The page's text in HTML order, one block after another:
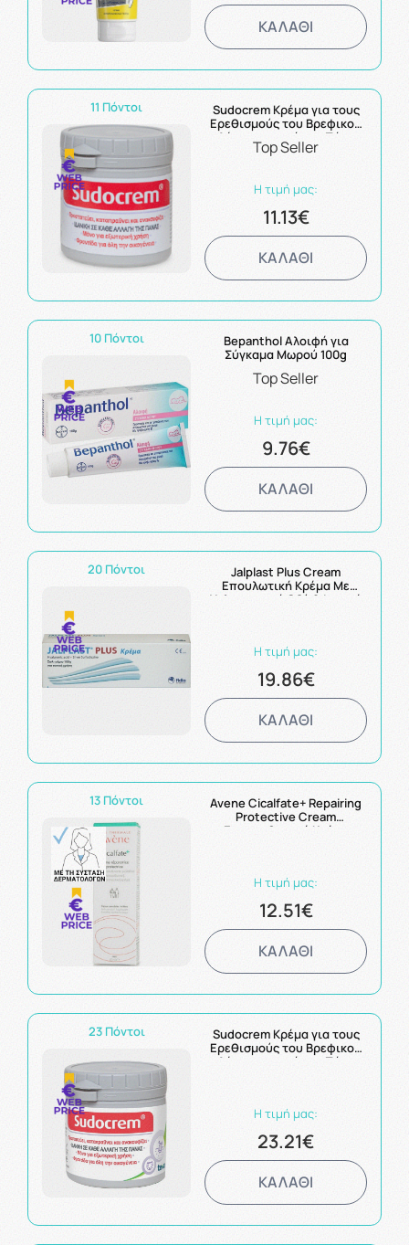
ΚΑΛΑΘΙ
11 Πόντοι
Sudocrem Κρέμα για τους
Ερεθισμούς του Βρεφικού
Δέρματος από την Πάνα
125g
Top Seller
Η τιμή μας:
11.13€
ΚΑΛΑΘΙ
10 Πόντοι
Bepanthol Αλοιφή για
Σύγκαμα Μωρού 100g
Top Seller
Η τιμή μας:
9.76€
ΚΑΛΑΘΙ
20 Πόντοι
Jalplast Plus Cream
Επουλωτική Κρέμα Με
Υαλουρονικό Οξύ & Ισχυρή
Η τιμή μας:
19.86€
ΚΑΛΑΘΙ
13 Πόντοι
Avene Cicalfate+ Repairing
Protective Cream
Επανορθωτική Κρέμα
Η τιμή μας:
12.51€
ΚΑΛΑΘΙ
23 Πόντοι
Sudocrem Κρέμα για τους
Ερεθισμούς του Βρεφικού
Δέρματος από την Πάνα
Η τιμή μας:
23.21€
ΚΑΛΑΘΙ